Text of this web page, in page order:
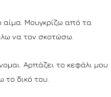
Μουγκρίζω από τα
να τον σκοτώσω.
Αρπάζει το κεφάλι μου
δικό του.